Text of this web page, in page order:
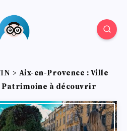
> Aix-en-Provence : Ville
Patrimoine à découvrir